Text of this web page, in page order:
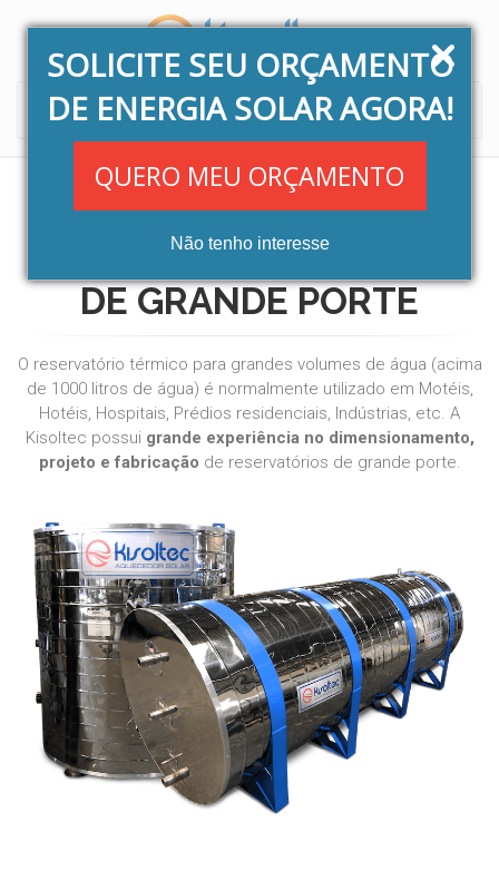
SOLICITE SEU ORÇAMENTO
DE ENERGIA SOLAR AGORA!
QUERO MEU ORÇAMENTO
Não tenho interesse
Toggle
RESERVATÓRIO TÉRMICO
DE GRANDE PORTE
O reservatório térmico para grandes volumes de água (acima
de 1000 litros de água) é normalmente utilizado em Motéis,
Hotéis, Hospitais, Prédios residenciais, Indústrias, etc. A
Kisoltec possui grande experiência no dimensionamento,
projeto e fabricação de reservatórios de grande porte.